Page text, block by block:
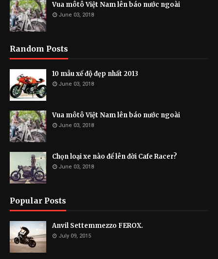
Vua môtô Việt Nam lên báo nước ngoài
June 03, 2018
Random Posts
10 mẫu xế độ đẹp nhất 2013
June 03, 2018
Vua môtô Việt Nam lên báo nước ngoài
June 03, 2018
Chọn loại xe nào để lên đời Cafe Racer?
June 03, 2018
Popular Posts
Anvil Settemmezzo FEROX.
July 09, 2015